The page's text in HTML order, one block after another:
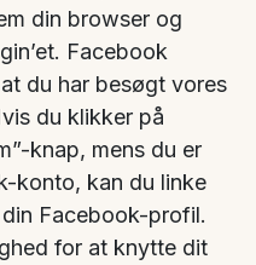
din browser og
Facebook
du har besøgt vores
du klikker på
knap, mens du er
konto, kan du linke
Facebook-profil.
for at knytte dit